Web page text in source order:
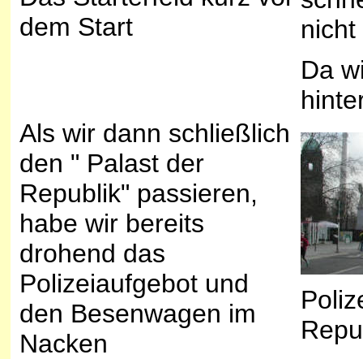
dem Start
Da
Als wir dann schließlich
den " Palast der
Republik" passieren,
habe wir bereits
drohend das
Polizeiaufgebot und
den Besenwagen im
Nacken